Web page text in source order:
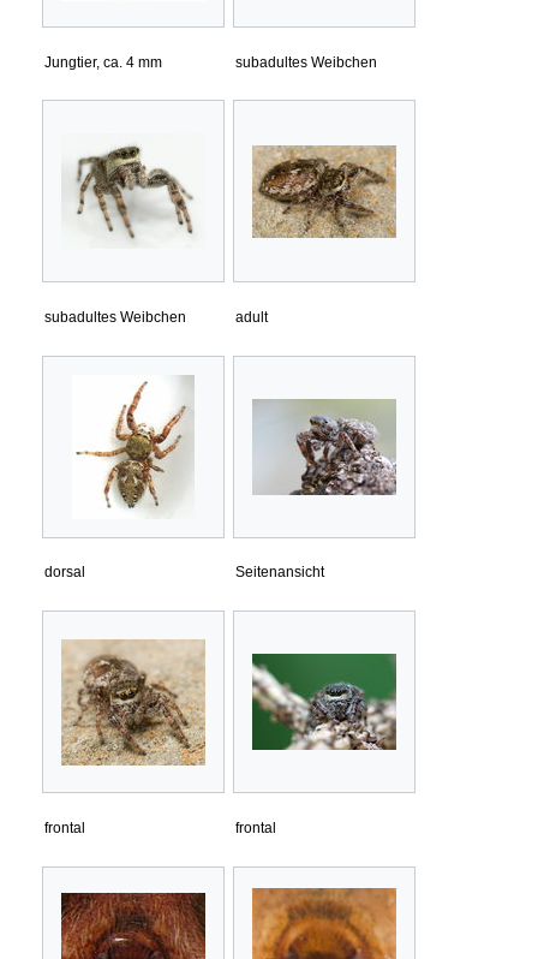
Jungtier, ca. 4 mm subadultes Weibchen
subadultes Weibchen adult
dorsal Seitenansicht
frontal frontal